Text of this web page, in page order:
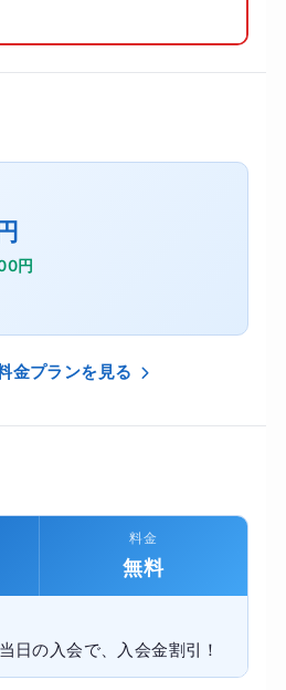
円
金プランを見る
料金
無料
日の入会で、入会金割引！